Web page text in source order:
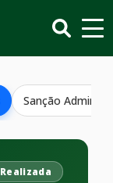
Sanção
Realizada